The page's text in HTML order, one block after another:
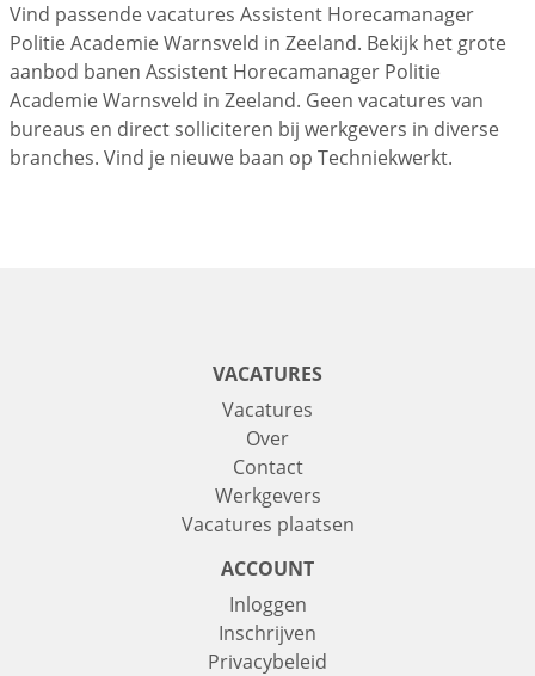
Vind passende vacatures Assistent Horecamanager
Politie Academie Warnsveld in Zeeland. Bekijk het grote
aanbod banen Assistent Horecamanager Politie
Academie Warnsveld in Zeeland. Geen vacatures van
bureaus en direct solliciteren bij werkgevers in diverse
branches. Vind je nieuwe baan op Techniekwerkt.
VACATURES
Vacatures
Over
Contact
Werkgevers
Vacatures plaatsen
ACCOUNT
Inloggen
Inschrijven
Privacybeleid